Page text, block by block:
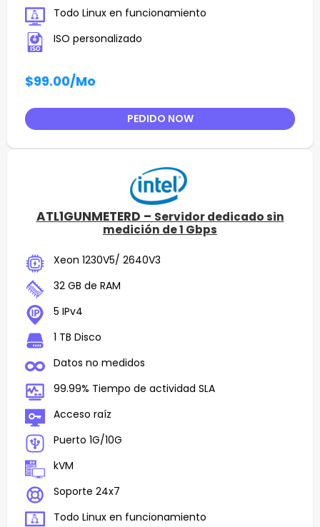
Todo Linux en funcionamiento
ISO personalizado
$99.00/Mo
PEDIDO NOW
ATL1GUNMETERD – Servidor dedicado sin
medición de 1 Gbps
Xeon 1230V5/ 2640V3
32 GB de RAM
5 IPv4
1 TB Disco
Datos no medidos
99.99% Tiempo de actividad SLA
Acceso raíz
Puerto 1G/10G
kVM
Soporte 24x7
Todo Linux en funcionamiento